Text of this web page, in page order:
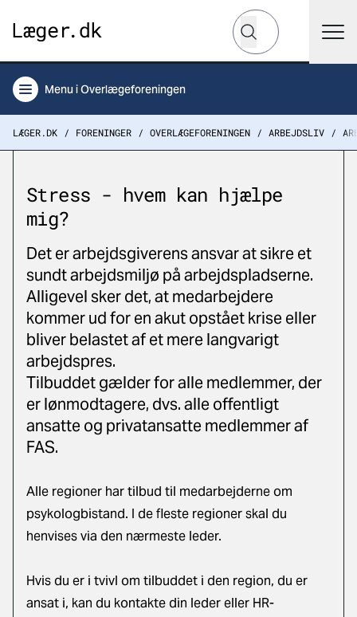
Hvad leder du efter?
Søg
Menu i Overlægeforeningen
LÆGER.DK FORENINGER OVERLÆGEFORENINGEN ARBEJDSLIV
Stress - hvem kan hjælpe
mig?
Det er arbejdsgiverens ansvar at sikre et
sundt arbejdsmiljø på arbejdspladserne.
Alligevel sker det, at medarbejdere
kommer ud for en akut opstået krise eller
bliver belastet af et mere langvarigt
arbejdspres.
Tilbuddet gælder for alle medlemmer, der
er lønmodtagere, dvs. alle offentligt
ansatte og privatansatte medlemmer af
FAS.
Alle regioner har tilbud til medarbejderne om
psykologbistand. I de fleste regioner skal du
henvises via den nærmeste leder.
Hvis du er i tvivl om tilbuddet i den region, du er
ansat i, kan du kontakte din leder eller HR-